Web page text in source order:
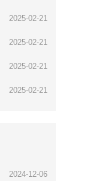
2025-02-21
2025-02-21
2025-02-21
2025-02-21
2024-12-06